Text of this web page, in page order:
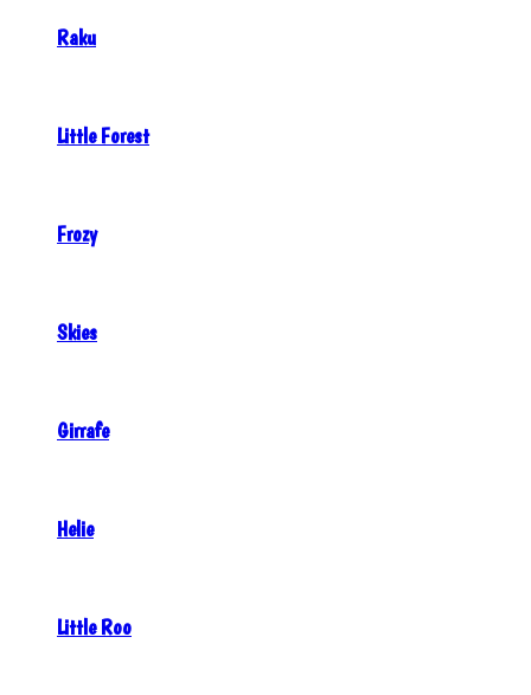
Raku
Little Forest
Frozy
Skies
Girrafe
Helie
Little Roo